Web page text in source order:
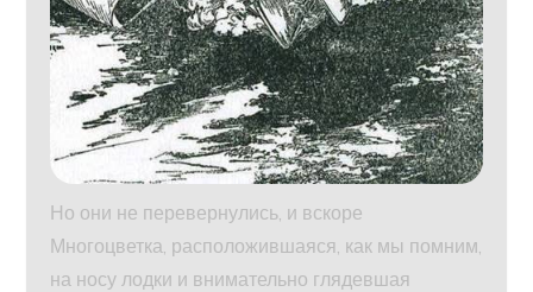
Но они не перевернулись, и вскоре
Многоцветка, расположившаяся, как мы помним,
на носу лодки и внимательно глядевшая